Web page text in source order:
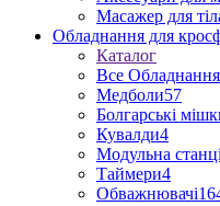
Масажер для
Обладнання для
Каталог
Все Обладнання
Медболи57
Болгарські
Кувалди4
Модульна
Таймери4
Обважнювачі